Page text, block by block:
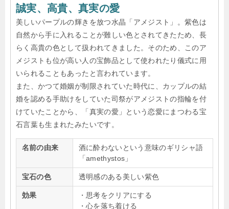
誠実、高貴、真実の愛
美しいパープルの輝きを放つ水晶「アメジスト」。紫色は
自然から手に入れることが難しい色とされてきたため、長
らく高貴の色として扱われてきました。そのため、このア
メジストも位が高い人の宝飾品として使われたり儀式に用
いられることもあったと言われています。
また、かつて婚姻が制限されていた時代に、カップルの結
婚を認める手助けをしていた司祭がアメジストの指輪を付
けていたことから、「真実の愛」という恋愛にまつわる宝
石言葉も生まれたみたいです。
名前の由来
酒に酔わないという意味のギリシャ語
「amethystos」
宝石の色 透明感のある美しい紫色
効果
・思考をクリアにする
・心を落ち着ける